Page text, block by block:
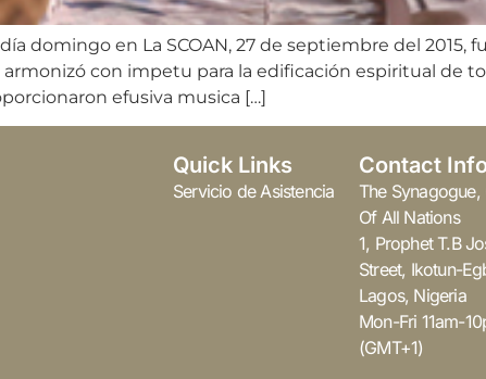
domingo en La SCOAN, 27 de septiembre del
con impetu para la edificación espiritual de
efusiva musica […]
Quick Links
Servicio de Asistencia
Contact
The Synagogue,
Of All Nations
1, Prophet T.B
Street, Ikotun-
Lagos, Nigeria
Mon-Fri 11am-
(GMT+1)